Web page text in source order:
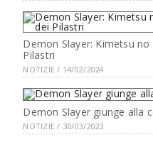
Demon Slayer: Kimetsu
Pilastri
NOTIZIE / 14/02/2024
Demon Slayer giunge alla
NOTIZIE / 30/03/2023